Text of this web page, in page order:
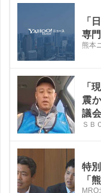
「
専
熊本
「
震
議
か
ＳＢ
特
「
MRO